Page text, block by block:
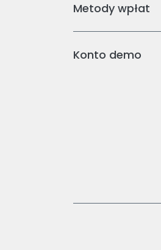
Metody wpłat
Konto demo